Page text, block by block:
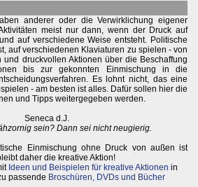
anderer oder die Verwirklichung eigener
meist nur dann, wenn der Druck auf
auf verschiedene Weise entsteht. Politische
auf verschiedenen Klaviaturen zu spielen - von
und druckvollen Aktionen über die Beschaffung
bis zur gekonnten Einmischung in die
Es lohnt nicht, das eine
- am besten ist alles. Dafür sollen hier die
und Tipps weitergegeben werden.
Seneca d.J.
sein? Dann sei nicht neugierig.
Einmischung ohne Druck von außen ist
daher die kreative Aktion!
Ideen und Beispielen für kreative Aktionen in
passende Broschüren, DVDs und Bücher